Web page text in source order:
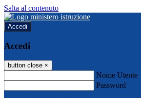
Salta al contenuto
Accedi
Accedi
button close ×
Nome Utente
Password